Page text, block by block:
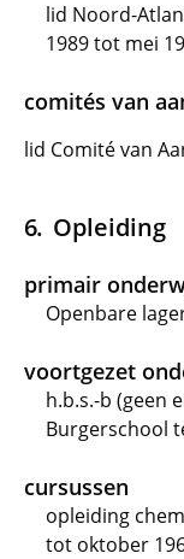
lid Noord-
1989 tot mei
comités van
lid Comité van
Opleiding
primair
Openbare
voortgezet
h.b.s.-b (geen
Burgerschool
cursussen
opleiding
tot oktober